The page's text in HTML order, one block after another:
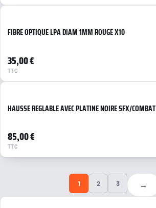
FIBRE OPTIQUE LPA DIAM 1MM ROUGE X10
35,00 €
TTC
HAUSSE REGLABLE AVEC PLATINE NOIRE SFX/COMBAT
85,00 €
TTC
1 2 3 →